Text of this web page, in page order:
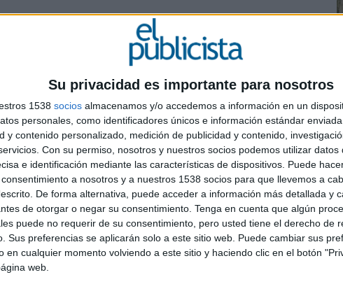
Su privacidad es importante para nosotros
1538 socios almacenamos y/o accedemos a información en un
personales, como identificadores únicos e información estándar
y contenido personalizado, medición de publicidad y contenido,
Con su permiso, nosotros y nuestros socios podemos utilizar datos
e identificación mediante las características de dispositivos. Puede
a nosotros y a nuestros 1538 socios para que llevemos a
De forma alternativa, puede acceder a información más detallada y
de otorgar o negar su consentimiento. Tenga en cuenta que algún
puede no requerir de su consentimiento, pero usted tiene el derecho de
Sus preferencias se aplicarán solo a este sitio web. Puede cambiar sus
en cualquier momento volviendo a este sitio y haciendo clic en el botón
web.